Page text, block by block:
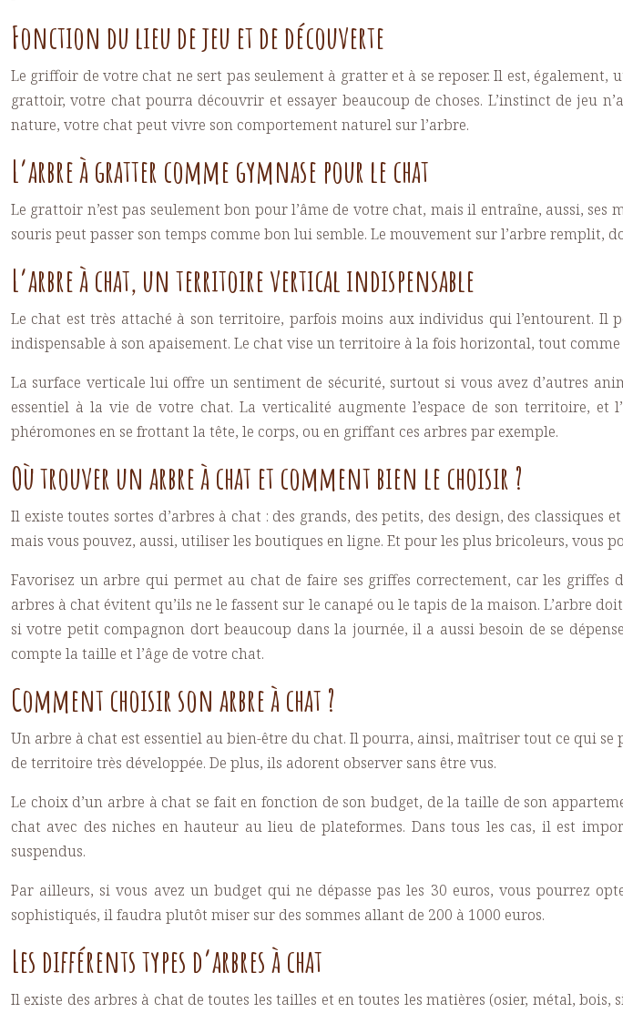
Fonction du lieu de jeu et de découverte
Le griffoir de votre chat ne sert pas seulement à gratter et à se reposer. Il est,
grattoir, votre chat pourra découvrir et essayer beaucoup de choses. L’instinct de jeu
nature, votre chat peut vivre son comportement naturel sur l’arbre.
L’arbre à gratter comme gymnase pour le chat
Le grattoir n’est pas seulement bon pour l’âme de votre chat, mais il entraîne, aussi,
souris peut passer son temps comme bon lui semble. Le mouvement sur l’arbre remplit,
L’arbre à chat, un territoire vertical indispensable
Le chat est très attaché à son territoire, parfois moins aux individus qui l’entourent. Il
indispensable à son apaisement. Le chat vise un territoire à la fois horizontal, tout
La surface verticale lui offre un sentiment de sécurité, surtout si vous avez d’autres
essentiel à la vie de votre chat. La verticalité augmente l’espace de son territoire,
phéromones en se frottant la tête, le corps, ou en griffant ces arbres par exemple.
Où trouver un arbre à chat et comment bien le choisir ?
Il existe toutes sortes d’arbres à chat : des grands, des petits, des design, des
mais vous pouvez, aussi, utiliser les boutiques en ligne. Et pour les plus bricoleurs, vous
Favorisez un arbre qui permet au chat de faire ses griffes correctement, car les griffes
arbres à chat évitent qu’ils ne le fassent sur le canapé ou le tapis de la maison. L’arbre
si votre petit compagnon dort beaucoup dans la journée, il a aussi besoin de se
compte la taille et l’âge de votre chat.
Comment choisir son arbre à chat ?
Un arbre à chat est essentiel au bien-être du chat. Il pourra, ainsi, maîtriser tout ce qui
de territoire très développée. De plus, ils adorent observer sans être vus.
Le choix d’un arbre à chat se fait en fonction de son budget, de la taille de son
chat avec des niches en hauteur au lieu de plateformes. Dans tous les cas, il est
suspendus.
Par ailleurs, si vous avez un budget qui ne dépasse pas les 30 euros, vous pourrez
sophistiqués, il faudra plutôt miser sur des sommes allant de 200 à 1000 euros.
Les différents types d’arbres à chat
Il existe des arbres à chat de toutes les tailles et en toutes les matières (osier, métal,